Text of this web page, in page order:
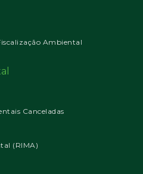
Ambiental
Canceladas
(RIMA)